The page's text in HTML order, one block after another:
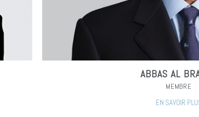
ABBAS AL
MEMBRE
EN SAVOIR